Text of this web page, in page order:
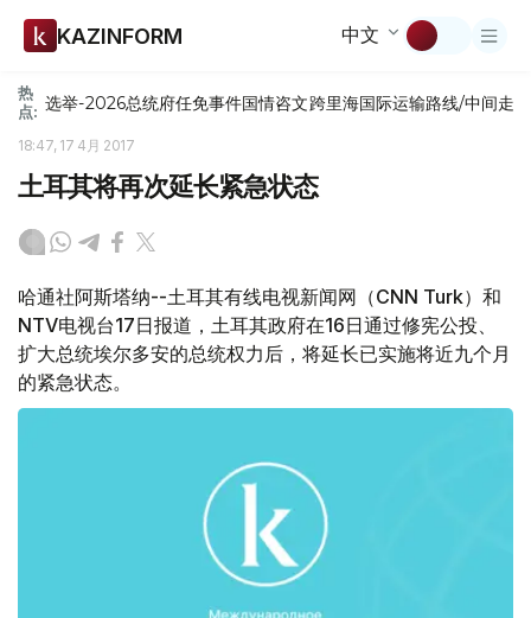
KAZINFORM 中文
热
点: 选举-2026总统府任免事件国情咨文跨里海国际运输路线/中间走廊
18:47, 17 4月 2017
土耳其将再次延长紧急状态
哈通社阿斯塔纳--土耳其有线电视新闻网（CNN Turk）和
NTV电视台17日报道，土耳其政府在16日通过修宪公投、
扩大总统埃尔多安的总统权力后，将延长已实施将近九个月
的紧急状态。